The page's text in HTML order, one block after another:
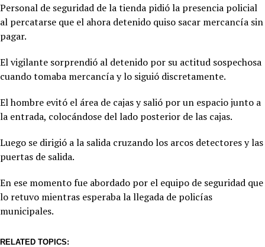
Personal de seguridad de la tienda pidió la presencia policial
al percatarse que el ahora detenido quiso sacar mercancía sin
pagar.
El vigilante sorprendió al detenido por su actitud sospechosa
cuando tomaba mercancía y lo siguió discretamente.
El hombre evitó el área de cajas y salió por un espacio junto a
la entrada, colocándose del lado posterior de las cajas.
Luego se dirigió a la salida cruzando los arcos detectores y las
puertas de salida.
En ese momento fue abordado por el equipo de seguridad que
lo retuvo mientras esperaba la llegada de policías
municipales.
RELATED TOPICS: